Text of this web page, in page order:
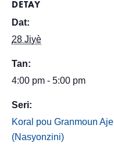
DETAY
Dat:
28 Jiyè
Tan:
4:00 pm - 5:00 pm
Seri:
Koral pou Granmoun Aje
(Nasyonzini)